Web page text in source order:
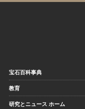
宝石百科事典
教育
研究とニュース ホーム